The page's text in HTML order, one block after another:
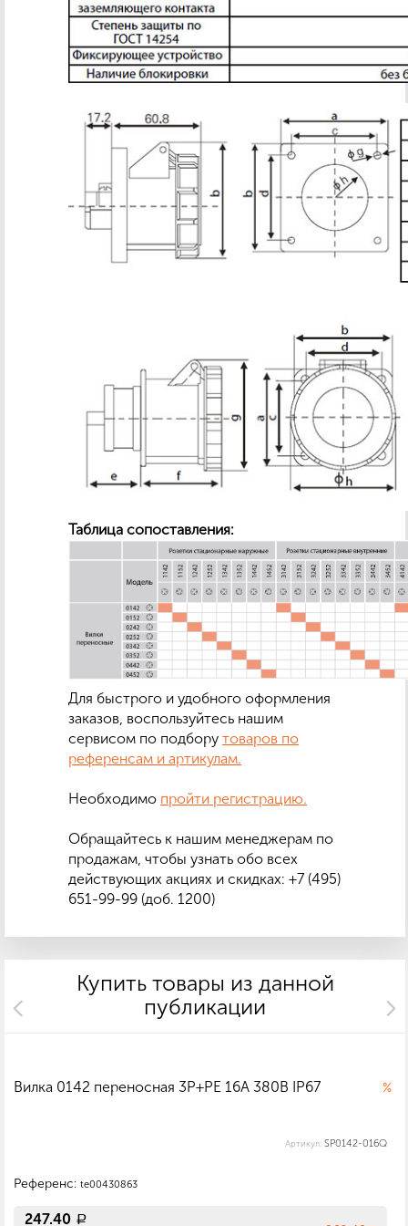
Таблица сопоставления:
Для быстрого и удобного оформления
заказов, воспользуйтесь нашим
сервисом по подбору товаров по
референсам и артикулам.
Необходимо пройти регистрацию.
Обращайтесь к нашим менеджерам по
продажам, чтобы узнать обо всех
действующих акциях и скидках: +7 (495)
651-99-99 (доб. 1200)
Купить товары из данной
публикации
Вилка 0142 переносная 3P+PE 16А 380В IP67 %
Артикул: SP0142-016Q
Референс: te00430863
247.40 a